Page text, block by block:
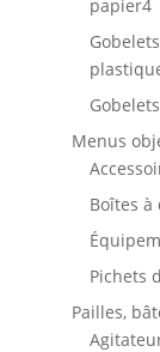
papier4
Menus
Boîtes à
Pichets
Pailles,